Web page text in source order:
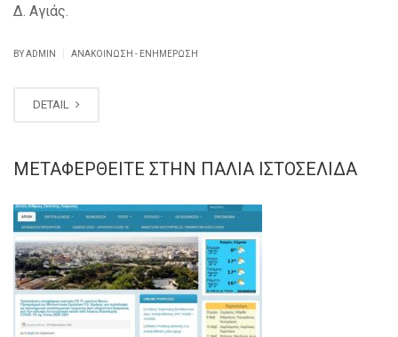
Δ. Αγιάς.
BY ADMIN ΑΝΑΚΟΊΝΩΣΗ - ΕΝΗΜΈΡΩΣΗ
DETAIL
ΜΕΤΑΦΕΡΘΕΊΤΕ ΣΤΗΝ ΠΑΛΙΆ ΙΣΤΟΣΕΛΊΔΑ